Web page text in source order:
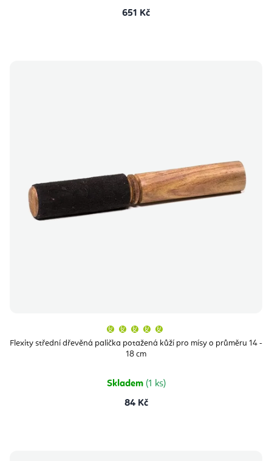
651 Kč
Flexity střední dřevěná palička potažená kůží pro mísy o průměru 14 -
18 cm
produktu
je
Skladem (1 ks)
84 Kč